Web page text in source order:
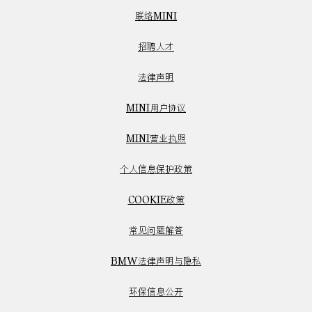
联络MINI
招聘人才
法律声明
MINI用户协议
MINI营业执照
个人信息保护政策
COOKIE政策
常见问题解答
BMW法律声明与隐私
环保信息公开